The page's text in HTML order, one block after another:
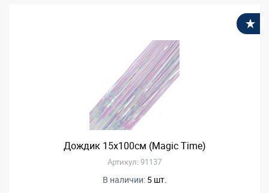
Дождик 15х100см (Magic Time)
Артикул: 91137
В наличии: 5 шт.